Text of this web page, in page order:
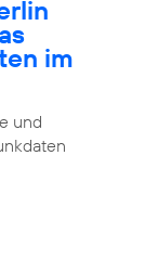
im
und